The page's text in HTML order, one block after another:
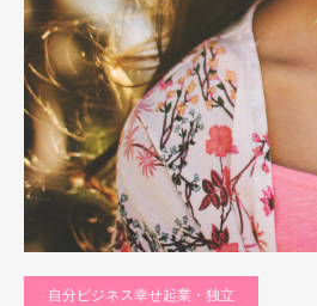
自分ビジネス幸せ起業・独立